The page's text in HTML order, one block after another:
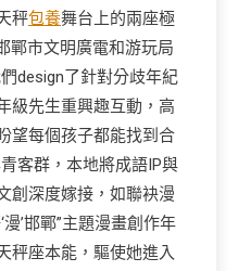
秤包養舞台上的兩座極
鄲市文明廣電和游玩局
design了針對分歧年紀
級先生重興趣互動，高
望每個孩子都能找到合
客群，本地將成語IP與
創深度嫁接，如聯袂漫
’邯鄲”主題漫畫創作年
秤座本能，驅使她進入